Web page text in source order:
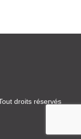
droits réservés